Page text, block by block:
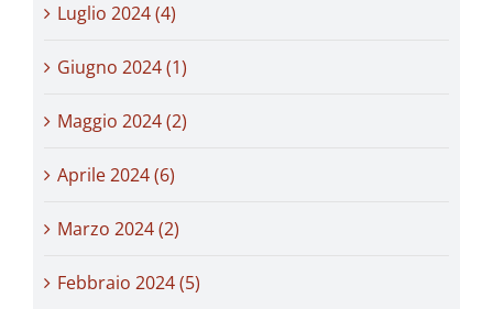
Luglio 2024 (4)
Giugno 2024 (1)
Maggio 2024 (2)
Aprile 2024 (6)
Marzo 2024 (2)
Febbraio 2024 (5)